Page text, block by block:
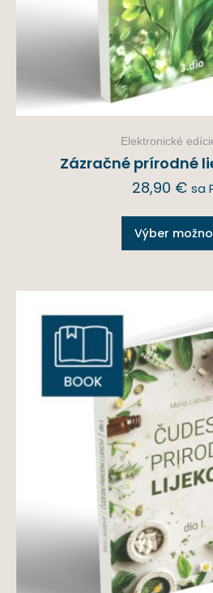
Elektronické
Zázračné prírodné
28,90 € sa
Výber